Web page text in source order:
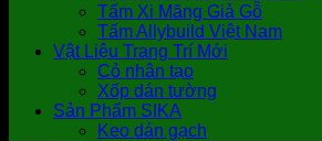
Tấm Xi Măng Giả Gỗ
Tấm Allybuild Việt Nam
Vật Liệu Trang Trí Mới
Cỏ nhân tạo
Xốp dán tường
Sản Phẩm SIKA
Keo dán gạch